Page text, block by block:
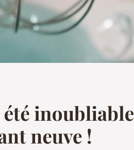
inoubliable
neuve !